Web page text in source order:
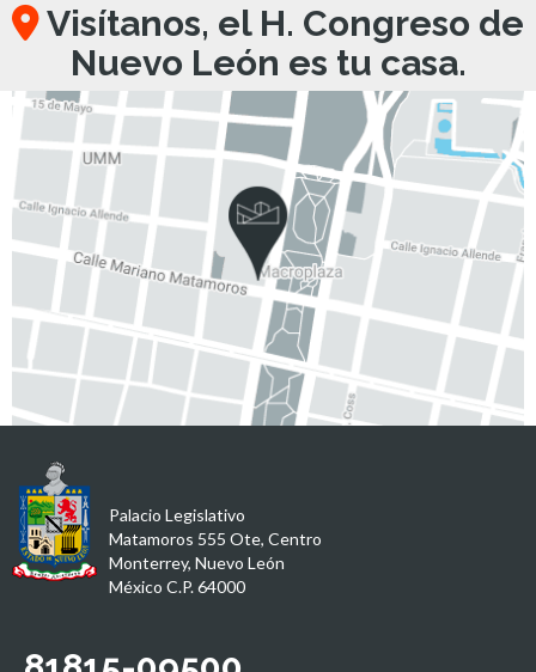
Visítanos, el H. Congreso de
Nuevo León es tu casa.
Palacio Legislativo
Matamoros 555 Ote, Centro
Monterrey, Nuevo León
México C.P. 64000